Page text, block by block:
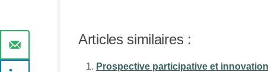
Articles similaires :
Prospective participative et